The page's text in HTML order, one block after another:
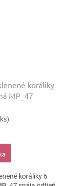
koráliky
MP_47
koráliky 6